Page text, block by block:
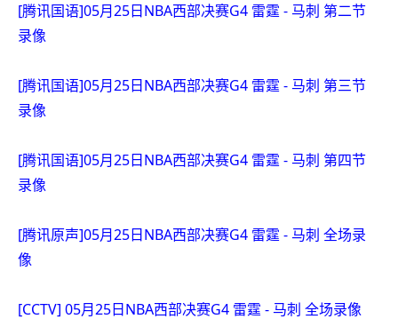
[腾讯国语]05月25日NBA西部决赛G4 雷霆 - 马刺 第二节
录像
[腾讯国语]05月25日NBA西部决赛G4 雷霆 - 马刺 第三节
录像
[腾讯国语]05月25日NBA西部决赛G4 雷霆 - 马刺 第四节
录像
[腾讯原声]05月25日NBA西部决赛G4 雷霆 - 马刺 全场录
像
[CCTV] 05月25日NBA西部决赛G4 雷霆 - 马刺 全场录像